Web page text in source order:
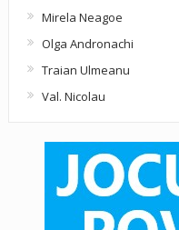
Mirela Neagoe
Olga Andronachi
Traian Ulmeanu
Val. Nicolau